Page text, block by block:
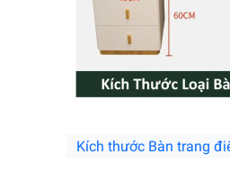
Kích thước Bàn trang